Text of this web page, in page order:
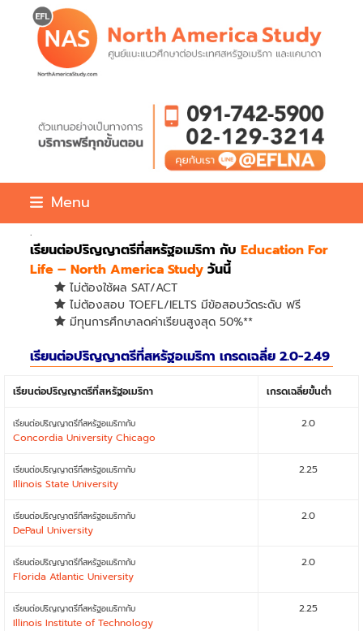
content
Menu
.
เรียนต่อปริญญาตรีที่สหรัฐอเมริกา กับ Education For
Life – North America Study วันนี้
ไม่ต้องใช้ผล SAT/ACT
ไม่ต้องสอบ TOEFL/IELTS มีข้อสอบวัดระดับ ฟรี
มีทุนการศึกษาลดค่าเรียนสูงสุด 50%**
เรียนต่อปริญญาตรีที่สหรัฐอเมริกา เกรดเฉลี่ย 2.0-2.49
เรียนต่อปริญญาตรีที่สหรัฐอเมริกา เกรดเฉลี่ยขั้นต่ำ
เรียนต่อปริญญาตรีที่สหรัฐอเมริกากับ
Concordia University Chicago
2.0
เรียนต่อปริญญาตรีที่สหรัฐอเมริกากับ
Illinois State University
2.25
เรียนต่อปริญญาตรีที่สหรัฐอเมริกากับ
DePaul University
2.0
เรียนต่อปริญญาตรีที่สหรัฐอเมริกากับ
Florida Atlantic University
2.0
เรียนต่อปริญญาตรีที่สหรัฐอเมริกากับ
Illinois Institute of Technology
2.25